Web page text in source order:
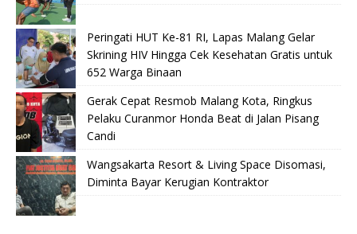
Peringati HUT Ke-81 RI, Lapas Malang Gelar
Skrining HIV Hingga Cek Kesehatan Gratis untuk
652 Warga Binaan
Gerak Cepat Resmob Malang Kota, Ringkus
Pelaku Curanmor Honda Beat di Jalan Pisang
Candi
Wangsakarta Resort & Living Space Disomasi,
Diminta Bayar Kerugian Kontraktor